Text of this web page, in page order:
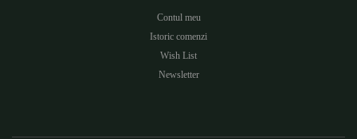
Contul meu
Istoric comenzi
Wish List
Newsletter